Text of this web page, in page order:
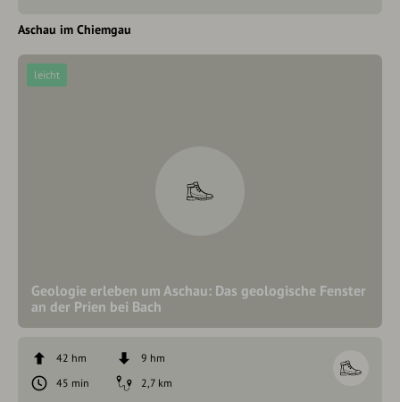
Aschau im Chiemgau
Geologie erleben um Aschau: Das geologische Fenster
an der Prien bei Bach
leicht
42 hm
9 hm
45 min
2,7 km